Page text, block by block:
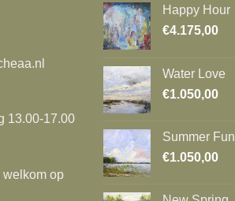
13.00-17.00
welkom op
Happy Hour
€4.175,00
Water Love
€1.050,00
Summer Fun
€1.050,00